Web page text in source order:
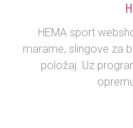
HEMA sport
marame, slingove za
položaj. Uz